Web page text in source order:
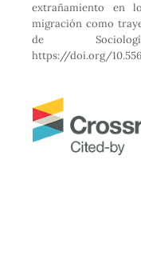
extrañamiento en
migración como
de
https://doi.org/